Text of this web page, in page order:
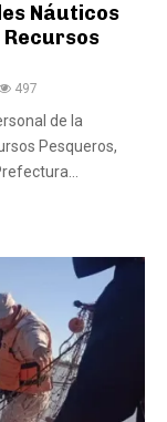
Náuticos
497
de la
Pesqueros,